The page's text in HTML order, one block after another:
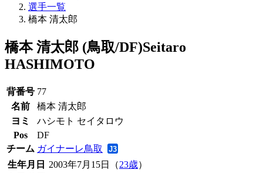
選手一覧
橋本 清太郎
橋本 清太郎 (鳥取/DF)Seitaro
HASHIMOTO
背番号 77
名前
橋本 清太郎
ヨミ
ハシモト セイタロウ
Pos
DF
チーム ガイナーレ鳥取
生年月日
2003年7月15日（23歳）